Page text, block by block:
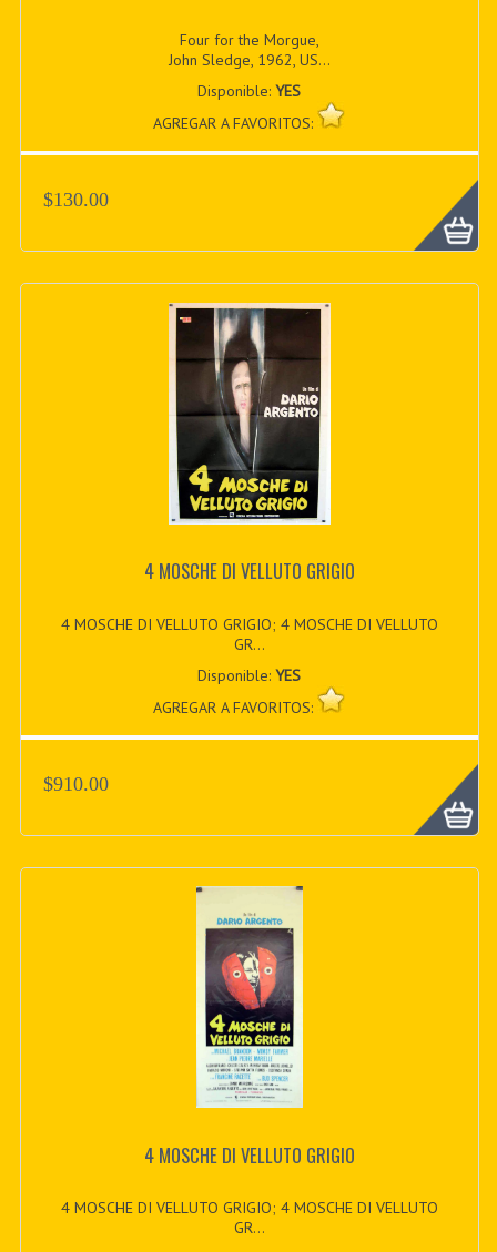
Four for the Morgue,
John Sledge, 1962, US...
Disponible:YES
AGREGAR A FAVORITOS:
$130.00
4 MOSCHE DI VELLUTO GRIGIO
4 MOSCHE DI VELLUTO GRIGIO; 4 MOSCHE DI VELLUTO
GR...
Disponible:YES
AGREGAR A FAVORITOS:
$910.00
4 MOSCHE DI VELLUTO GRIGIO
4 MOSCHE DI VELLUTO GRIGIO; 4 MOSCHE DI VELLUTO
GR...